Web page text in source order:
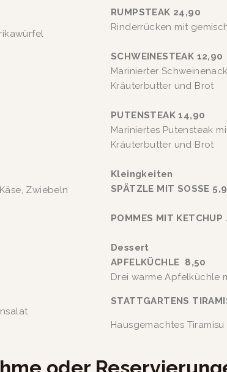
Zwiebeln
RUMPSTEAK 24,90
Rinderrücken mit
SCHWEINESTEAK 12,90
Marinierter
Kräuterbutter und Brot
PUTENSTEAK 14,90
Mariniertes Putensteak
Kräuterbutter und Brot
Kleingkeiten
SPÄTZLE MIT SOSSE
POMMES MIT
Dessert
APFELKÜCHLE  8,50
Drei warme Apfelküchle
STATTGARTENS
Hausgemachtes
oder